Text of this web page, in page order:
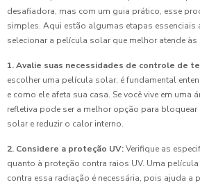
desafiadora, mas com um guia prático, esse
simples. Aqui estão algumas etapas essenciais
selecionar a película solar que melhor atende
1. Avalie suas necessidades de controle de
escolher uma película solar, é fundamental
e como ele afeta sua casa. Se você vive em uma
refletiva pode ser a melhor opção para
solar e reduzir o calor interno.
2. Considere a proteção UV:Verifique as
quanto à proteção contra raios UV. Uma
contra essa radiação é necessária, pois ajuda a